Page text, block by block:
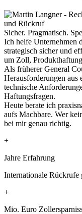
Sicher. Pragmatisch.
Ich helfe Unternehmen
strategisch sicher und
um Zoll,
Als früherer General
Herausforderungen aus
technische
Haftungsfragen.
Heute berate ich
aufs Machbare. Wer
bei mir genau richtig.
+
Jahre Erfahrung
Internationale Rückrufe
+
Mio. Euro